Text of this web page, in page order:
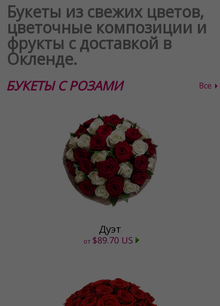
Букеты из свежих цветов,
цветочные композиции и
фрукты с доставкой в
Окленде.
БУКЕТЫ С РОЗАМИ Все
Дуэт
от $89.70 US